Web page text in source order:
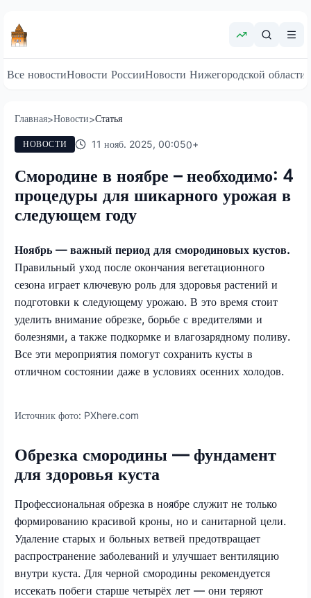
Все новостиНовости РоссииНовости Нижегородской области
Главная>Новости>Статья
НОВОСТИ 11 нояб. 2025, 00:050+
Смородине в ноябре – необходимо: 4
процедуры для шикарного урожая в
следующем году
Ноябрь — важный период для смородиновых кустов.
Правильный уход после окончания вегетационного
сезона играет ключевую роль для здоровья растений и
подготовки к следующему урожаю. В это время стоит
уделить внимание обрезке, борьбе с вредителями и
болезнями, а также подкормке и влагозарядному поливу.
Все эти мероприятия помогут сохранить кусты в
отличном состоянии даже в условиях осенних холодов.
Источник фото: PXhere.com
Обрезка смородины — фундамент
для здоровья куста
Профессиональная обрезка в ноябре служит не только
формированию красивой кроны, но и санитарной цели.
Удаление старых и больных ветвей предотвращает
распространение заболеваний и улучшает вентиляцию
внутри куста. Для черной смородины рекомендуется
иссекать побеги старше четырёх лет — они теряют